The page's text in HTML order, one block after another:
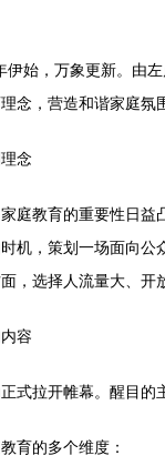
伊始，万象更新。由
念，营造和谐家庭氛
念
庭教育的重要性日
机，策划一场面向公
，选择人流量大、开
容
式拉开帷幕。醒目的
育的多个维度：